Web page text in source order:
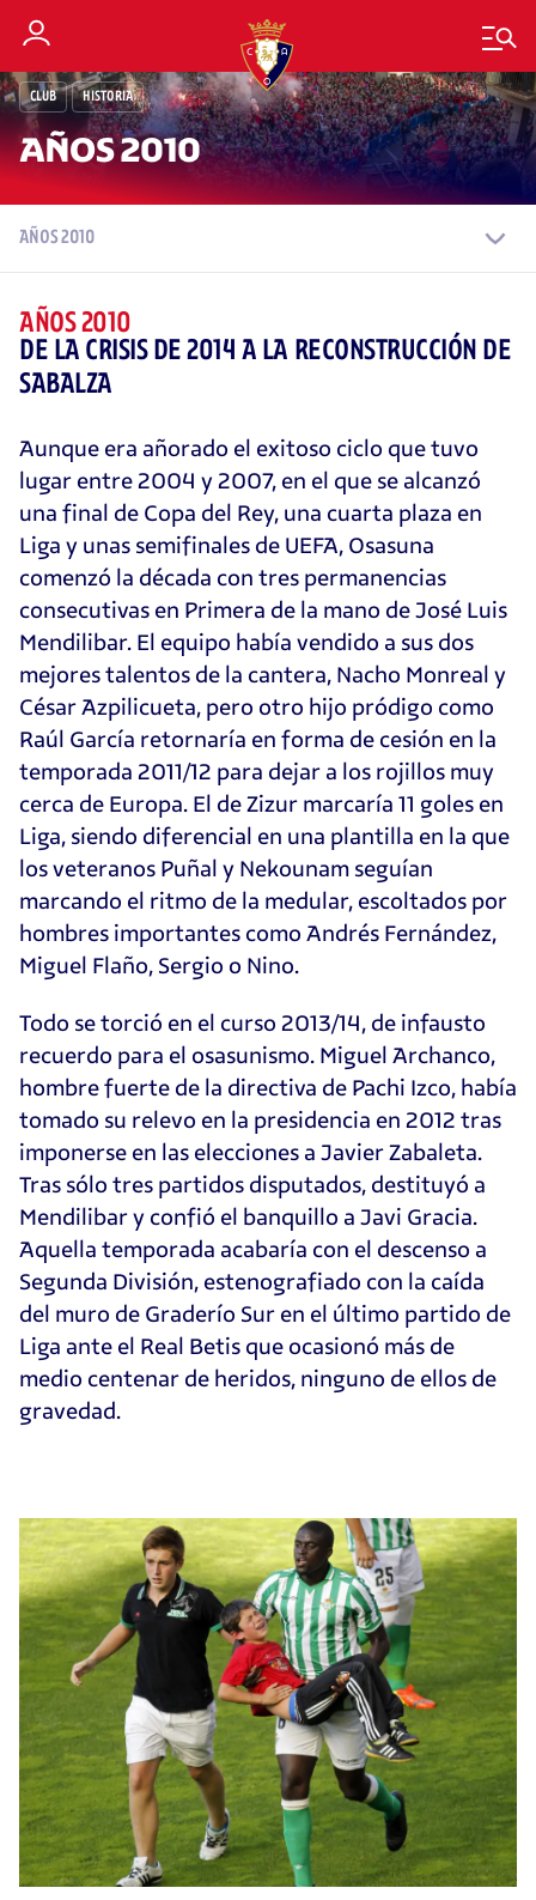
CLUB HISTORIA
AÑOS 2010
AÑOS 2010
AÑOS 2010
DE LA CRISIS DE 2014 A LA RECONSTRUCCIÓN DE
SABALZA
Aunque era añorado el exitoso ciclo que tuvo
lugar entre 2004 y 2007, en el que se alcanzó
una final de Copa del Rey, una cuarta plaza en
Liga y unas semifinales de UEFA, Osasuna
comenzó la década con tres permanencias
consecutivas en Primera de la mano de José Luis
Mendilibar. El equipo había vendido a sus dos
mejores talentos de la cantera, Nacho Monreal y
César Azpilicueta, pero otro hijo pródigo como
Raúl García retornaría en forma de cesión en la
temporada 2011/12 para dejar a los rojillos muy
cerca de Europa. El de Zizur marcaría 11 goles en
Liga, siendo diferencial en una plantilla en la que
los veteranos Puñal y Nekounam seguían
marcando el ritmo de la medular, escoltados por
hombres importantes como Andrés Fernández,
Miguel Flaño, Sergio o Nino.
Todo se torció en el curso 2013/14, de infausto
recuerdo para el osasunismo. Miguel Archanco,
hombre fuerte de la directiva de Pachi Izco, había
tomado su relevo en la presidencia en 2012 tras
imponerse en las elecciones a Javier Zabaleta.
Tras sólo tres partidos disputados, destituyó a
Mendilibar y confió el banquillo a Javi Gracia.
Aquella temporada acabaría con el descenso a
Segunda División, estenografiado con la caída
del muro de Graderío Sur en el último partido de
Liga ante el Real Betis que ocasionó más de
medio centenar de heridos, ninguno de ellos de
gravedad.